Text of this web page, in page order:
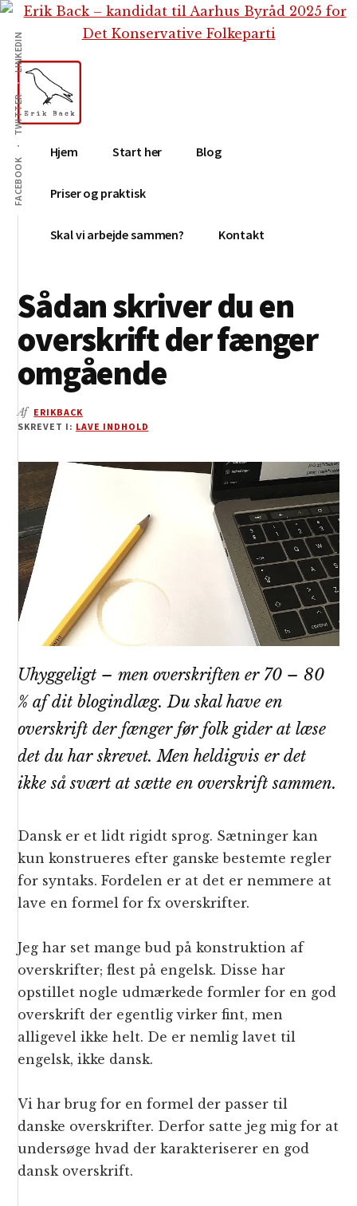
Skip
indhold
Gå
primær
sidebar
Skip
footer
Additional
menu
FACEBOOK
TWITTER
LINKEDIN
Erik
Back
Tekstforfatter,
content
creation,
blog,
medier
Hjem Start her Blog
Priser og praktisk
Skal vi arbejde sammen? Kontakt
Sådan skriver du en
overskrift der fænger
omgående
Af ERIKBACK
SKREVET I: LAVE INDHOLD
Uhyggeligt – men overskriften er 70 – 80
% af dit blogindlæg. Du skal have en
overskrift der fænger før folk gider at læse
det du har skrevet. Men heldigvis er det
ikke så svært at sætte en overskrift sammen.
Dansk er et lidt rigidt sprog. Sætninger kan
kun konstrueres efter ganske bestemte regler
for syntaks. Fordelen er at det er nemmere at
lave en formel for fx overskrifter.
Jeg har set mange bud på konstruktion af
overskrifter; flest på engelsk. Disse har
opstillet nogle udmærkede formler for en god
overskrift der egentlig virker fint, men
alligevel ikke helt. De er nemlig lavet til
engelsk, ikke dansk.
Vi har brug for en formel der passer til
danske overskrifter. Derfor satte jeg mig for at
undersøge hvad der karakteriserer en god
dansk overskrift.